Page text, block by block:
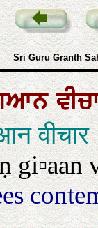
Sri Guru Granth
वीचार
gi▫aan